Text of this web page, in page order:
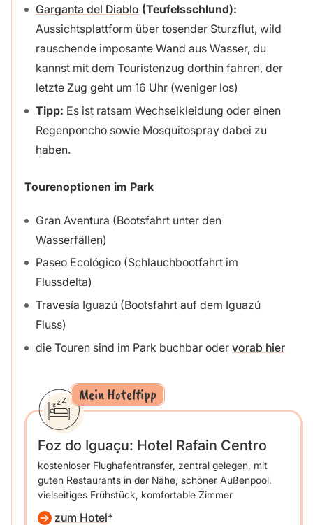
Garganta del Diablo (Teufelsschlund):
Aussichtsplattform über tosender Sturzflut, wild
rauschende imposante Wand aus Wasser, du
kannst mit dem Touristenzug dorthin fahren, der
letzte Zug geht um 16 Uhr (weniger los)
Tipp: Es ist ratsam Wechselkleidung oder einen
Regenponcho sowie Mosquitospray dabei zu
haben.
Tourenoptionen im Park
Gran Aventura (Bootsfahrt unter den
Wasserfällen)
Paseo Ecológico (Schlauchbootfahrt im
Flussdelta)
Travesía Iguazú (Bootsfahrt auf dem Iguazú
Fluss)
die Touren sind im Park buchbar oder vorab hier
Mein Hoteltipp
Foz do Iguaçu: Hotel Rafain Centro
kostenloser Flughafentransfer, zentral gelegen, mit
guten Restaurants in der Nähe, schöner Außenpool,
vielseitiges Frühstück, komfortable Zimmer
zum Hotel